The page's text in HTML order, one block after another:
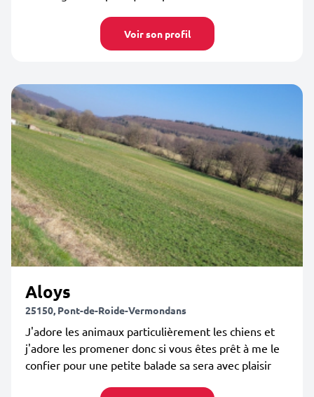
Voir son profil
Aloys
25150, Pont-de-Roide-Vermondans
J'adore les animaux particulièrement les chiens et
j'adore les promener donc si vous êtes prêt à me le
confier pour une petite balade sa sera avec plaisir